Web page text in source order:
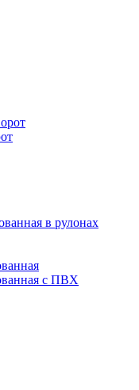
в рулонах
с ПВХ